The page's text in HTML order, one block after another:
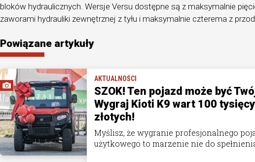
bloków hydraulicznych. Wersje Versu dostępne są z maksymalnie
zaworami hydrauliki zewnętrznej z tyłu i maksymalnie czterema z
Powiązane artykuły
AKTUALNOŚCI
SZOK! Ten pojazd może być
Wygraj Kioti K9 wart 100 tysięcy
złotych!
Myślisz, że wygranie profesjonalnego
użytkowego to marzenie nie do